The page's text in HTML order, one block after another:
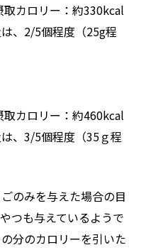
カロリー：約330kcal
、2/5個程度（25g程
カロリー：約460kcal
、3/5個程度（35ｇ程
のみを与えた場合の目
つも与えているようで
分のカロリーを引いた